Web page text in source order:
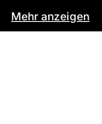
Mehr anzeigen